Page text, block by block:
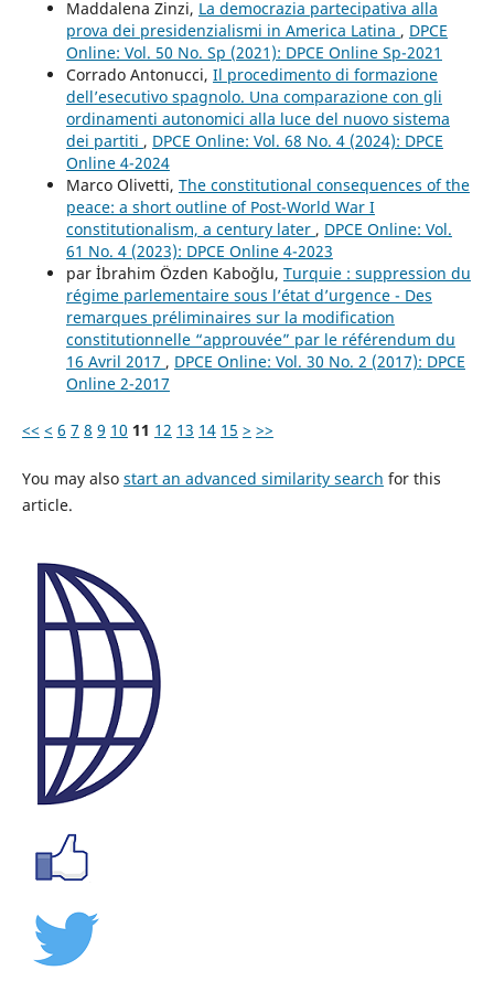
Maddalena Zinzi, La democrazia partecipativa alla
prova dei presidenzialismi in America Latina , DPCE
Online: Vol. 50 No. Sp (2021): DPCE Online Sp-2021
Corrado Antonucci, Il procedimento di formazione
dell’esecutivo spagnolo. Una comparazione con gli
ordinamenti autonomici alla luce del nuovo sistema
dei partiti , DPCE Online: Vol. 68 No. 4 (2024): DPCE
Online 4-2024
Marco Olivetti, The constitutional consequences of the
peace: a short outline of Post-World War I
constitutionalism, a century later , DPCE Online: Vol.
61 No. 4 (2023): DPCE Online 4-2023
par İbrahim Özden Kaboğlu, Turquie : suppression du
régime parlementaire sous l’état d’urgence - Des
remarques préliminaires sur la modification
constitutionnelle “approuvée” par le référendum du
16 Avril 2017 , DPCE Online: Vol. 30 No. 2 (2017): DPCE
Online 2-2017
<< < 6 7 8 9 10 11 12 13 14 15 > >>
You may also start an advanced similarity search for this
article.